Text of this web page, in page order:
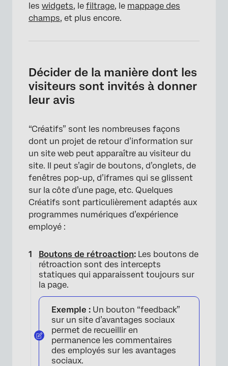
les widgets, le filtrage, le mappage des
champs, et plus encore.
Décider de la manière dont les
visiteurs sont invités à donner
leur avis
“Créatifs” sont les nombreuses façons
dont un projet de retour d’information sur
un site web peut apparaître au visiteur du
site. Il peut s’agir de boutons, d’onglets, de
fenêtres pop-up, d’iframes qui se glissent
sur la côte d’une page, etc. Quelques
Créatifs sont particulièrement adaptés aux
programmes numériques d’expérience
employé :
Boutons de rétroaction: Les boutons de
rétroaction sont des intercepts
statiques qui apparaissent toujours sur
la page.
Exemple : Un bouton “feedback”
sur un site d’avantages sociaux
permet de recueillir en
permanence les commentaires
des employés sur les avantages
sociaux.